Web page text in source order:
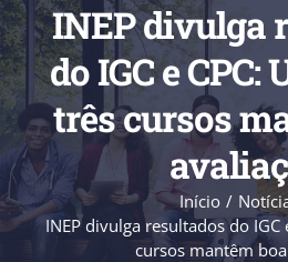
INEP divulga
do IGC e
três cursos
Início
INEP divulga resultados do IGC
cursos mantêm